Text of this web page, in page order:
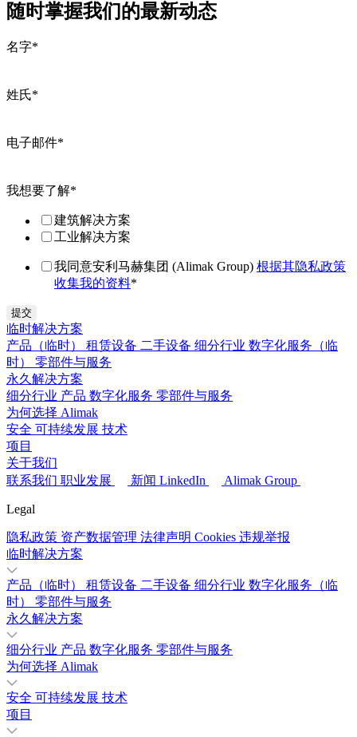
随时掌握我们的最新动态
名字*
姓氏*
电子邮件*
我想要了解*
建筑解决方案
工业解决方案
我同意安利马赫集团 (Alimak Group) 根据其隐私政策
收集我的资料*
临时解决方案
产品（临时）
租赁设备 二手设备 细分行业 数字化服务（临
时）
零部件与服务
永久解决方案
细分行业 产品 数字化服务 零部件与服务
为何选择 Alimak
安全 可持续发展 技术
项目
关于我们
联系我们 职业发展 新闻 LinkedIn Alimak Group
Legal
隐私政策 资产数据管理 法律声明 Cookies 违规举报
临时解决方案
产品（临时） 租赁设备 二手设备 细分行业 数字化服务（临
时）
零部件与服务
永久解决方案
细分行业 产品 数字化服务 零部件与服务
为何选择 Alimak
安全 可持续发展 技术
项目